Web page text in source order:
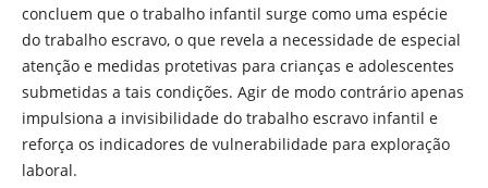
concluem que o trabalho infantil surge como uma espécie
do trabalho escravo, o que revela a necessidade de especial
atenção e medidas protetivas para crianças e adolescentes
submetidas a tais condições. Agir de modo contrário apenas
impulsiona a invisibilidade do trabalho escravo infantil e
reforça os indicadores de vulnerabilidade para exploração
laboral.